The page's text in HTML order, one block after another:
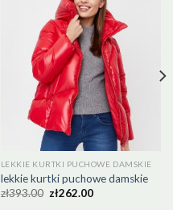
LEKKIE KURTKI PUCHOWE DAMSKIE
lekkie kurtki puchowe damskie
zł393.00 zł262.00